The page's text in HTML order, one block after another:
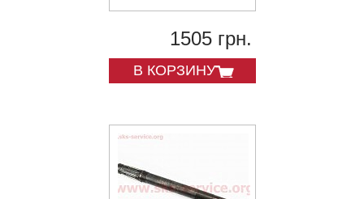
1505 грн.
В КОРЗИНУ